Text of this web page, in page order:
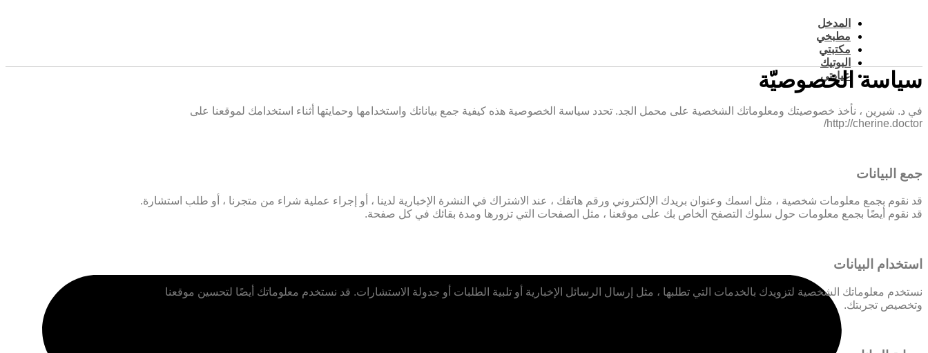
المدخل
مطبخي
مكتبتي
البوتيك
عيادتي
سياسة الخصوصيّة
في د. شيرين ، نأخذ خصوصيتك ومعلوماتك الشخصية على محمل الجد. تحدد سياسة الخصوصية هذه كيفية جمع بياناتك واستخدامها وحمايتها أثناء استخدامك لموقعنا على
http://cherine.doctor/
جمع البيانات
قد نقوم بجمع معلومات شخصية ، مثل اسمك وعنوان بريدك الإلكتروني ورقم هاتفك ، عند الاشتراك في النشرة الإخبارية لدينا ، أو إجراء عملية شراء من متجرنا ، أو طلب استشارة.
قد نقوم أيضًا بجمع معلومات حول سلوك التصفح الخاص بك على موقعنا ، مثل الصفحات التي تزورها ومدة بقائك في كل صفحة.
استخدام البيانات
نستخدم معلوماتك الشخصية لتزويدك بالخدمات التي تطلبها ، مثل إرسال الرسائل الإخبارية أو تلبية الطلبات أو جدولة الاستشارات. قد نستخدم معلوماتك أيضًا لتحسين موقعنا
وتخصيص تجربتك.